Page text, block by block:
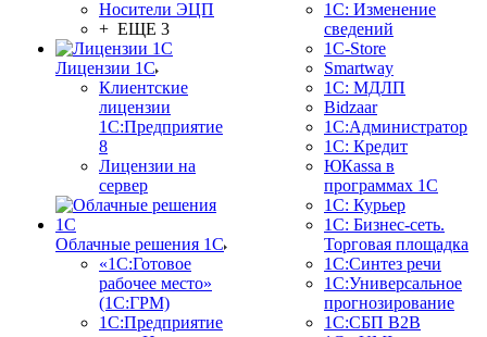
Носители ЭЦП
+ ЕЩЕ 3
Лицензии 1С
Клиентские
лицензии
1С:Предприятие
8
Лицензии на
сервер
Облачные решения 1С
«1C:Готовое
рабочее место»
(1С:ГРМ)
1С:Предприятие
1С: Изменение
сведений
1C-Store
Smartway
1С: МДЛП
Bidzaar
1С:Администратор
1С: Кредит
ЮКаssа в
программах 1С
1С: Курьер
1С: Бизнес-сеть.
Торговая площадка
1С:Синтез речи
1С:Универсальное
прогнозирование
1С:СБП B2B